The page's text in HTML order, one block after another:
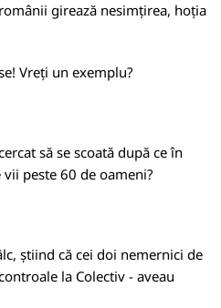
girează nesimțirea, hoția
Vreți un exemplu?
să se scoată după ce în
peste 60 de oameni?
știind că cei doi nemernici de
la Colectiv - aveau